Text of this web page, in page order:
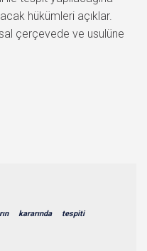
hükümleri açıklar.
çerçevede ve usulüne
kararında tespiti